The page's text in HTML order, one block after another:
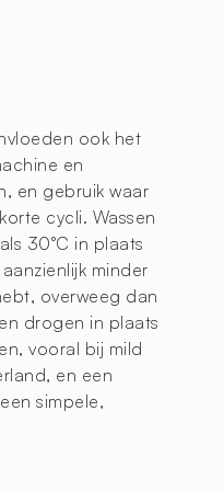
ook het
en
en gebruik waar
cycli. Wassen
30°C in plaats
minder
overweeg dan
drogen in plaats
vooral bij mild
en een
simpele,